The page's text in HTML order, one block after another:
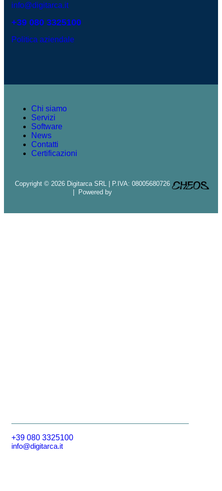
info@digitarca.it
+39 080 3325100
Politica aziendale
Chi siamo
Servizi
Software
News
Contatti
Certificazioni
Copyright © 2026 Digitarca SRL | P.IVA: 08005680726
| Powered by
+39 080 3325100
info@digitarca.it